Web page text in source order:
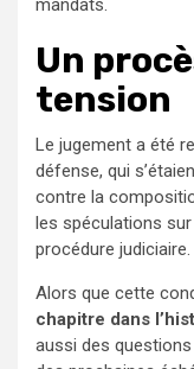
mandats.
Un
tension
Le jugement a été
défense, qui
contre la
les spéculations sur
procédure judiciaire.
Alors que cette
chapitre dans
aussi des questions